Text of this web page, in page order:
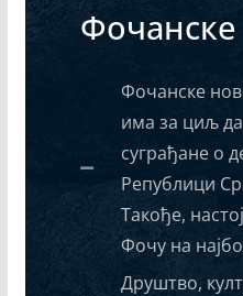
Фочанске
има за циљ
суграђане о
Републици
Такође,
Фочу на
Друштво,